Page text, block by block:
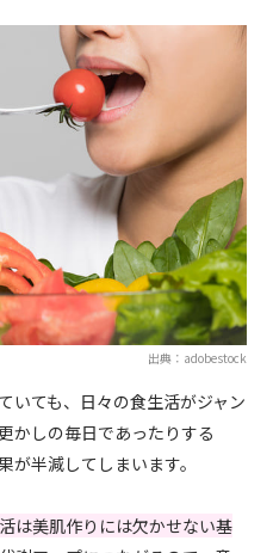
出典：adobestock
いても、日々の食生活がジャン
かしの毎日であったりする
が半減してしまいます。
は美肌作りには欠かせない基